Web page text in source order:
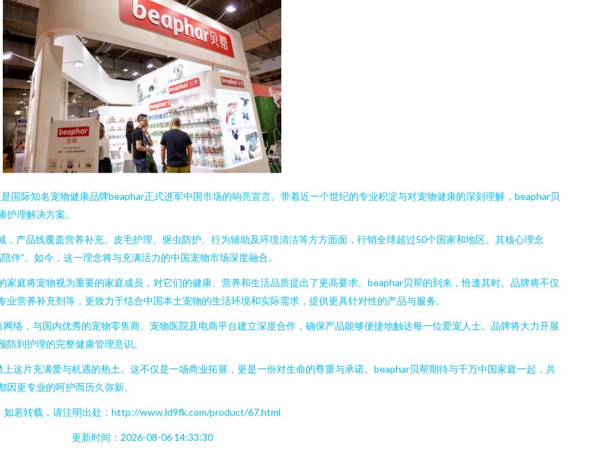
国际知名宠物健康品牌beaphar正式进军中国市场的响亮宣言。带着近一个世纪的专业积淀与对宠物健康的深刻理解，beaphar贝
理解决方案。
产品线覆盖营养补充、皮毛护理、驱虫防护、行为辅助及环境清洁等方方面面，行销全球超过50个国家和地区。其核心理念
”。如今，这一理念将与充满活力的中国宠物市场深度融合。
庭将宠物视为重要的家庭成员，对它们的健康、营养和生活品质提出了更高要求。beaphar贝帮的到来，恰逢其时。品牌将不仅
营养补充剂等，更致力于结合中国本土宠物的生活环境和实际需求，提供更具针对性的产品与服务。
络，与国内优秀的宠物零售商、宠物医院及电商平台建立深度合作，确保产品能够便捷地触达每一位爱宠人士。品牌将大力开展
到护理的完整健康管理意识。
这片充满爱与机遇的热土。这不仅是一场商业拓展，更是一份对生命的尊重与承诺。beaphar贝帮期待与千万中国家庭一起，共
更专业的呵护而历久弥新。
如若转载，请注明出处：http://www.ld9fk.com/product/67.html
更新时间：2026-08-06 14:33:30